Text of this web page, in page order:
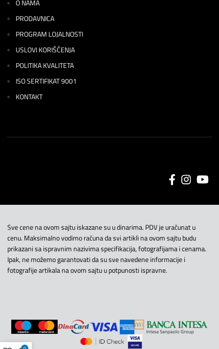
O NAMA
PRODAVNICA
PROGRAM LOJALNOSTI
USLOVI KORIŠĆENJA
POLITIKA KVALITETA
ISO SERTIFIKAT 9001
KONTAKT
Sve cene na ovom sajtu iskazane su u dinarima. PDV je uračunat u
cenu. Maksimalno vodimo računa da svi artikli na ovom sajtu budu
prikazani sa ispravnim nazivima specifikacija, fotografijama i cenama.
Ipak, ne možemo garantovati da su sve navedene informacije i
fotografije artikala na ovom sajtu u potpunosti ispravne.